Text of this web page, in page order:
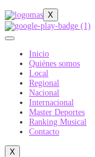
X
Inicio
Quiénes somos
Local
Regional
Nacional
Internacional
Master Deportes
Ranking Musical
Contacto
X